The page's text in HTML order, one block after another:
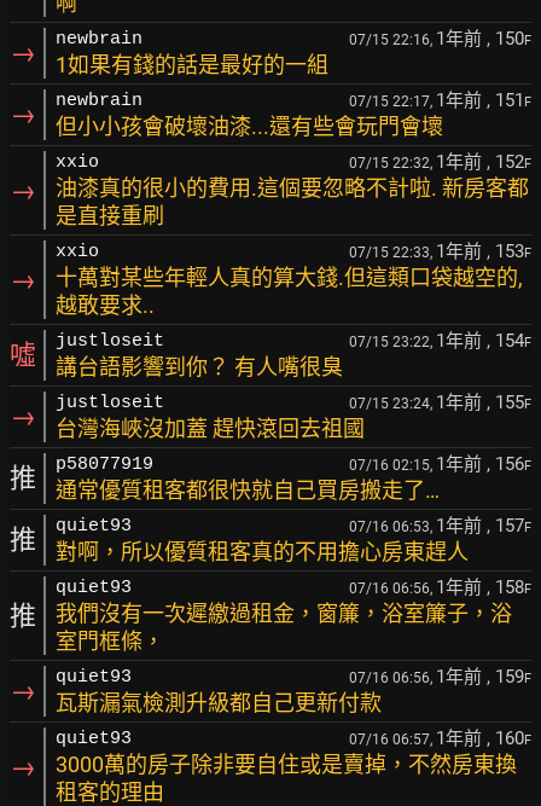
→ newbrain 07/15 22:16, 1年前 , 150F
1如果有錢的話是最好的一組
→ newbrain 07/15 22:17, 1年前 , 151 F
但小小孩會破壞油漆...還有些會玩門會壞
→
xxio 07/15 22:32, 1年前 , 152F
油漆真的很小的費用.這個要忽略不計啦. 新房客都
是直接重刷
→
xxio 07/15 22:33, 1年前 , 153F
十萬對某些年輕人真的算大錢.但這類口袋越空的,
越敢要求..
噓 justloseit 07/15 23:22, 1年前 , 154F
講台語影響到你？ 有人嘴很臭
→ justloseit 07/15 23:24, 1年前 , 155F
台灣海峽沒加蓋 趕快滾回去祖國
推 p58077919 07/16 02:15, 1年前 , 156F
通常優質租客都很快就自己買房搬走了…
推 quiet93 07/16 06:53, 1年前 , 157F
對啊，所以優質租客真的不用擔心房東趕人
推
quiet93 07/16 06:56, 1年前 , 158F
我們沒有一次遲繳過租金，窗簾，浴室簾子，浴
室門框條，
→ quiet93 07/16 06:56, 1年前 , 159F
瓦斯漏氣檢測升級都自己更新付款
→
quiet93 07/16 06:57, 1年前 , 160F
3000萬的房子除非要自住或是賣掉，不然房東換
租客的理由